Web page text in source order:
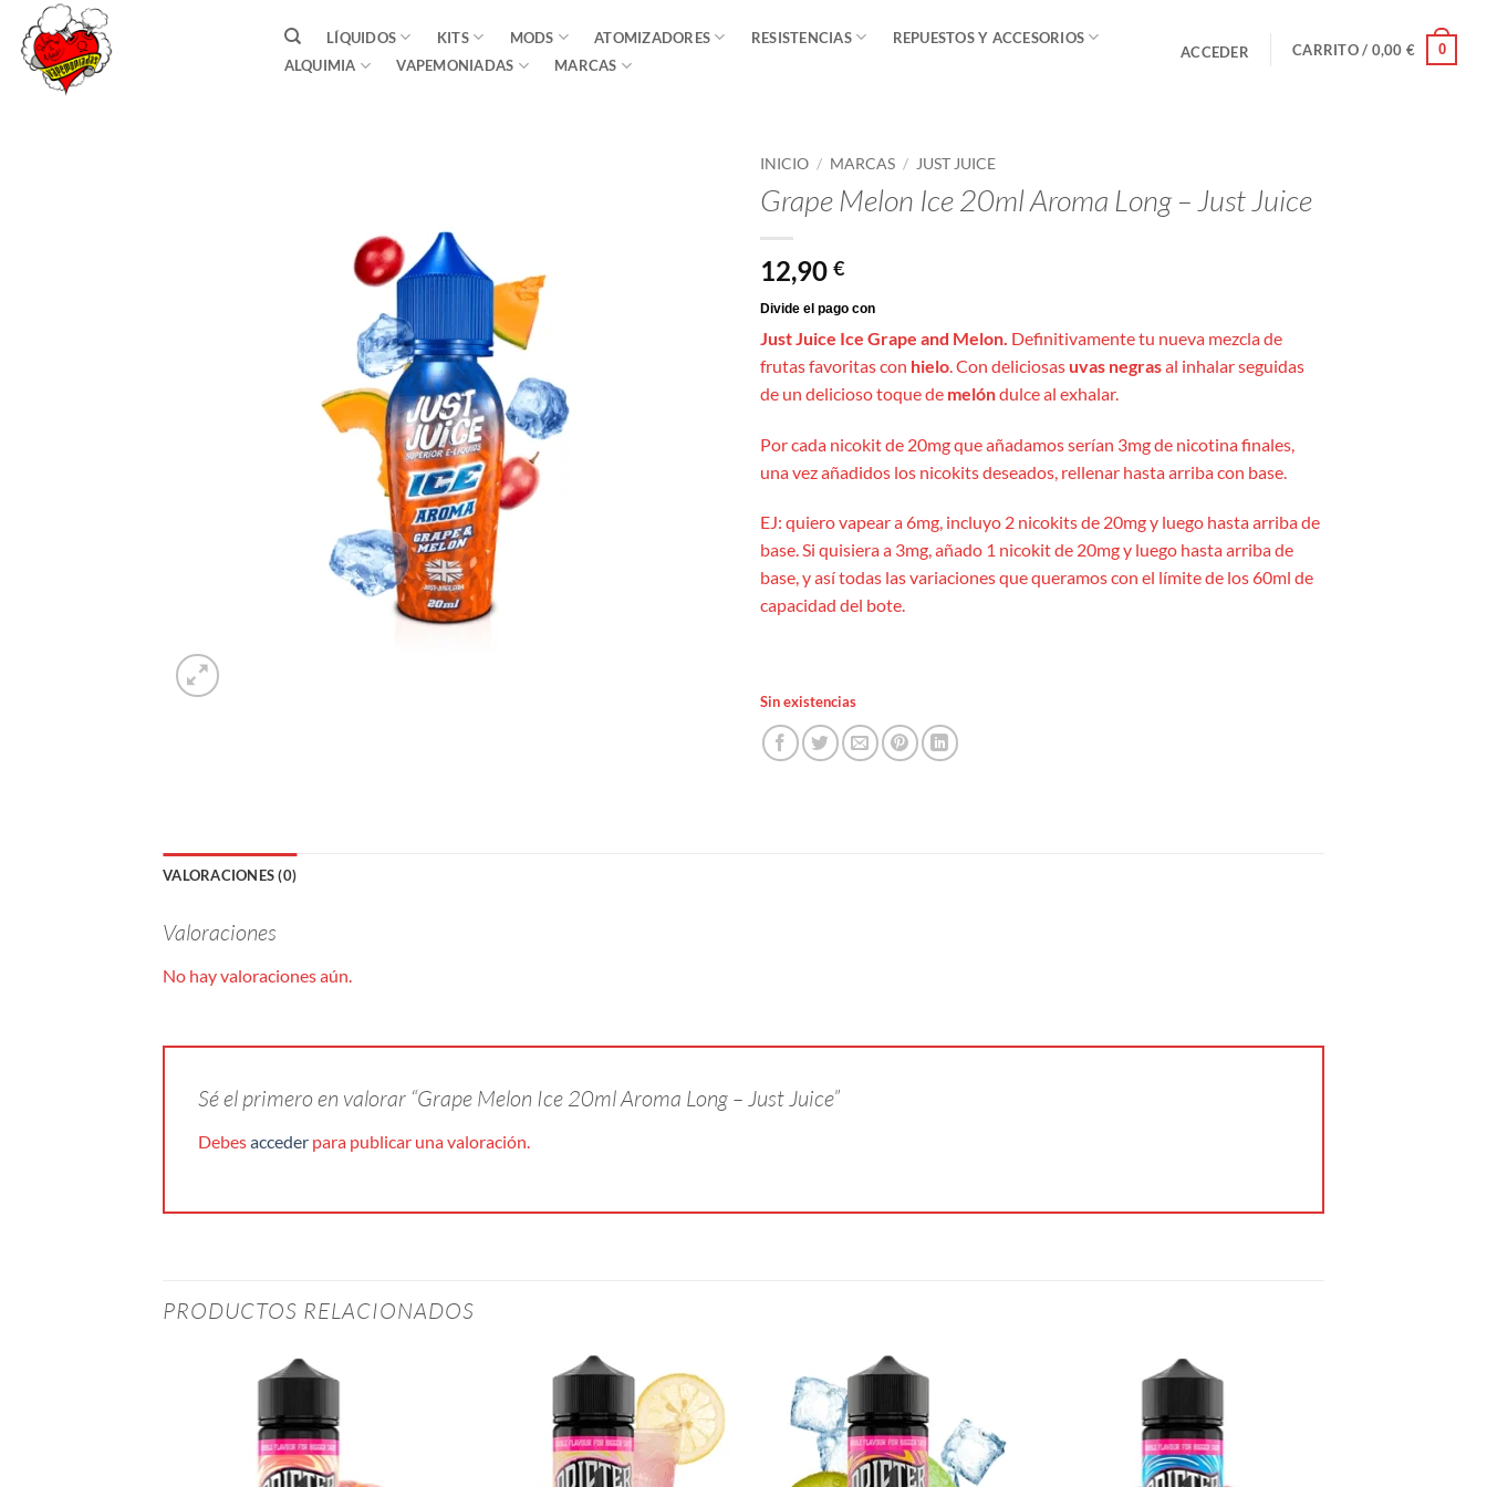
Saltar
contenido
LÍQUIDOS KITS MODS ATOMIZADORES RESISTENCIAS
REPUESTOS Y ACCESORIOS
ALQUIMIA
VAPEMONIADAS MARCAS
ACCEDER CARRITO / 0,00 € 0
INICIO / MARCAS / JUST JUICE
Grape Melon Ice 20ml Aroma Long – Just Juice
12,90 €
Just Juice Ice Grape and Melon. Definitivamente tu nueva mezcla de
frutas favoritas con hielo . Con deliciosas uvas negrasal inhalar seguidas
de un delicioso toque de melóndulce al exhalar.
Por cada nicokit de 20mg que añadamos serían 3mg de nicotina finales,
una vez añadidos los nicokits deseados, rellenar hasta arriba con base.
EJ: quiero vapear a 6mg, incluyo 2 nicokits de 20mg y luego hasta arriba de
base. Si quisiera a 3mg, añado 1 nicokit de 20mg y luego hasta arriba de
base, y así todas las variaciones que queramos con el límite de los 60ml de
capacidad del bote.
Sin existencias
VALORACIONES (0)
Valoraciones
No hay valoraciones aún.
Sé el primero en valorar “Grape Melon Ice 20ml Aroma Long – Just Juice”
Debesacceder para publicar una valoración.
PRODUCTOS RELACIONADOS